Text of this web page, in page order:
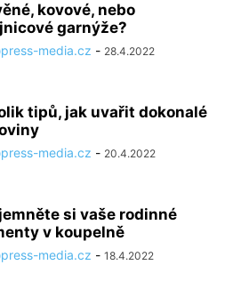
kovové, nebo
garnýže?
media.cz - 28.4.2022
tipů, jak uvařit dokonalé
media.cz - 20.4.2022
si vaše rodinné
v koupelně
media.cz - 18.4.2022